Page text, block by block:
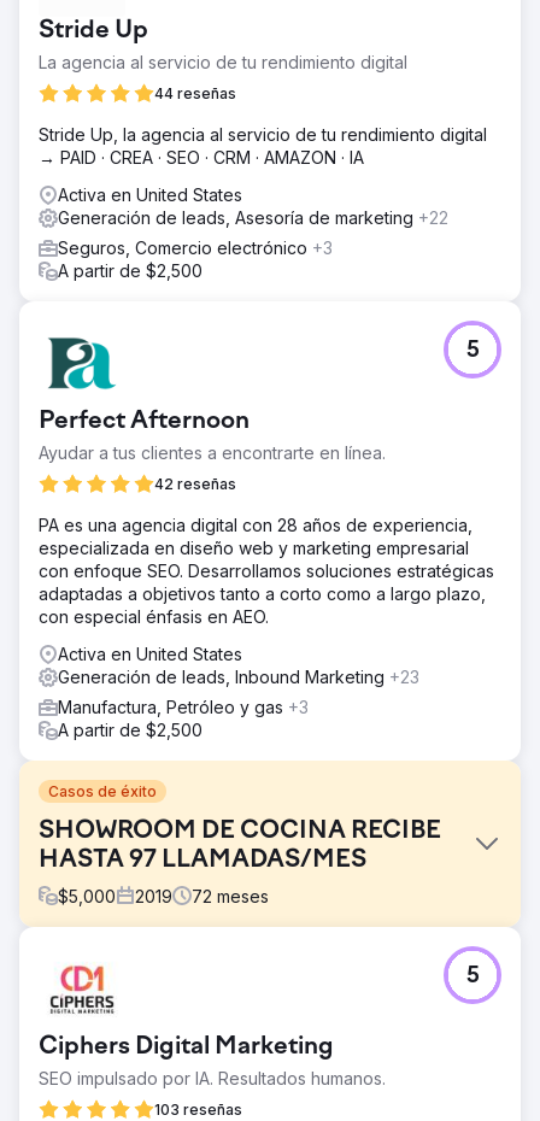
Stride Up
La agencia al servicio de tu rendimiento digital
44 reseñas
Stride Up, la agencia al servicio de tu rendimiento digital
→ PAID · CREA · SEO · CRM · AMAZON · IA
Activa en United States
Generación de leads, Asesoría de marketing +22
Seguros, Comercio electrónico +3
A partir de $2,500
Perfect Afternoon
Ayudar a tus clientes a encontrarte en línea.
42 reseñas
5
PA es una agencia digital con 28 años de experiencia,
especializada en diseño web y marketing empresarial
con enfoque SEO. Desarrollamos soluciones estratégicas
adaptadas a objetivos tanto a corto como a largo plazo,
con especial énfasis en AEO.
Activa en United States
Generación de leads, Inbound Marketing +23
Manufactura, Petróleo y gas +3
A partir de $2,500
Casos de éxito
SHOWROOM DE COCINA RECIBE
HASTA 97 LLAMADAS/MES
$5,000 2019 72 meses
Este cliente de la sala de exposición de remodelación de
cocinas tenía un sitio web desactualizado y una mala
La solución
Diseñamos y desarrollamos un hermoso sitio web nuevo
en WordPress antes de comenzar con la gestión de SEO
Ciphers Digital Marketing
SEO impulsado por IA. Resultados humanos.
103 reseñas
5